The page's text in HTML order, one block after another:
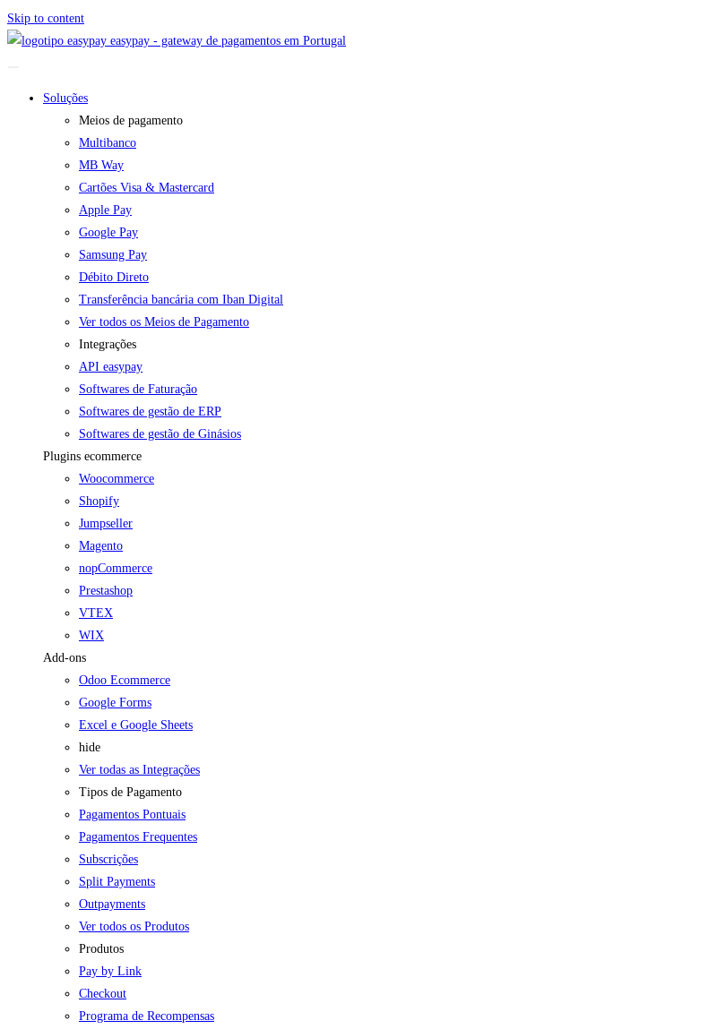
Skip to content
easypay - gateway de pagamentos em Portugal
Soluções
Meios de pagamento
Multibanco
MB Way
Cartões Visa & Mastercard
Apple Pay
Google Pay
Samsung Pay
Débito Direto
Transferência bancária com Iban Digital
Ver todos os Meios de Pagamento
Integrações
API easypay
Softwares de Faturação
Softwares de gestão de ERP
Softwares de gestão de Ginásios
Plugins ecommerce
Woocommerce
Shopify
Jumpseller
Magento
nopCommerce
Prestashop
VTEX
WIX
Add-ons
Odoo Ecommerce
Google Forms
Excel e Google Sheets
hide
Ver todas as Integrações
Tipos de Pagamento
Pagamentos Pontuais
Pagamentos Frequentes
Subscrições
Split Payments
Outpayments
Ver todos os Produtos
Produtos
Pay by Link
Checkout
Programa de Recompensas